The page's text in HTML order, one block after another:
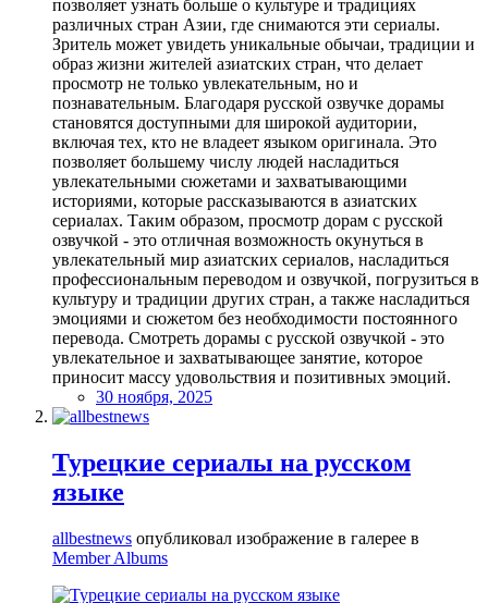
позволяет узнать больше о культуре и традициях
различных стран Азии, где снимаются эти сериалы.
Зритель может увидеть уникальные обычаи, традиции и
образ жизни жителей азиатских стран, что делает
просмотр не только увлекательным, но и
познавательным. Благодаря русской озвучке дорамы
становятся доступными для широкой аудитории,
включая тех, кто не владеет языком оригинала. Это
позволяет большему числу людей насладиться
увлекательными сюжетами и захватывающими
историями, которые рассказываются в азиатских
сериалах. Таким образом, просмотр дорам с русской
озвучкой - это отличная возможность окунуться в
увлекательный мир азиатских сериалов, насладиться
профессиональным переводом и озвучкой, погрузиться в
культуру и традиции других стран, а также насладиться
эмоциями и сюжетом без необходимости постоянного
перевода. Смотреть дорамы с русской озвучкой - это
увлекательное и захватывающее занятие, которое
приносит массу удовольствия и позитивных эмоций.
30 ноября, 2025
Турецкие сериалы на русском
языке
allbestnews опубликовал изображение в галерее в
Member Albums